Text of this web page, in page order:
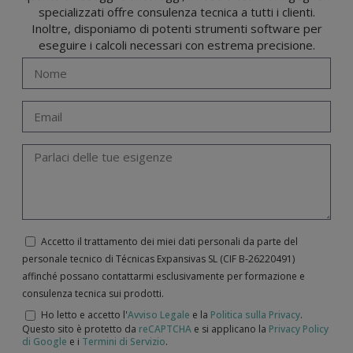
specializzati offre consulenza tecnica a tutti i clienti.
Inoltre, disponiamo di potenti strumenti software per
eseguire i calcoli necessari con estrema precisione.
Accetto il trattamento dei miei dati personali da parte del
personale tecnico di Técnicas Expansivas SL (CIF B-­26220491)
affinché possano contattarmi esclusivamente per formazione e
consulenza tecnica sui prodotti.
Ho letto e accetto l'Avviso Legale e la Politica sulla Privacy.
Questo sito è protetto da reCAPTCHA e si applicano la Privacy Policy
di Google e i Termini di Servizio.